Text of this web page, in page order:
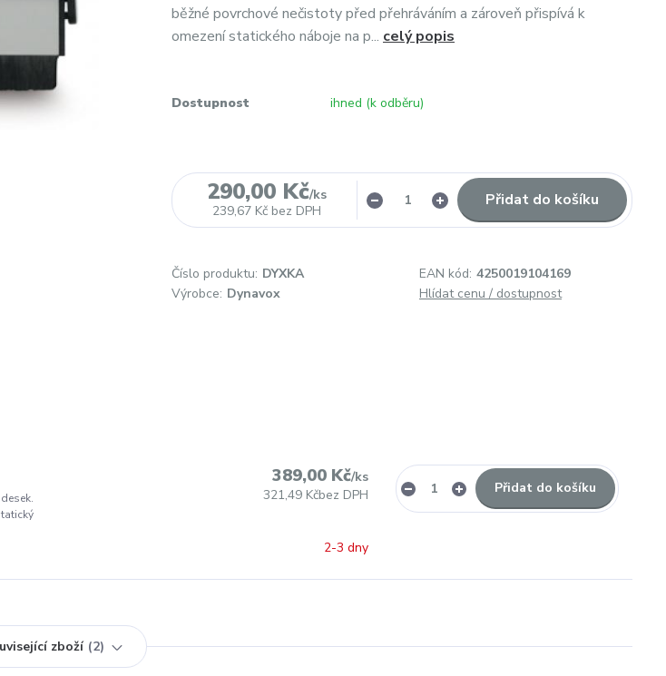
běžné povrchové nečistoty před přehráváním a zároveň přispívá k
omezení statického náboje na p... celý popis
Dostupnost ihned (k odběru)
290,00 Kč/ks
239,67 Kč bez DPH
Přidat do košíku
Číslo produktu: DYXKA EAN kód: 4250019104169
Výrobce: Dynavox Hlídat cenu / dostupnost
389,00 Kč/ks
321,49 Kčbez DPH
2-3 dny
Přidat do košíku
zboží 2